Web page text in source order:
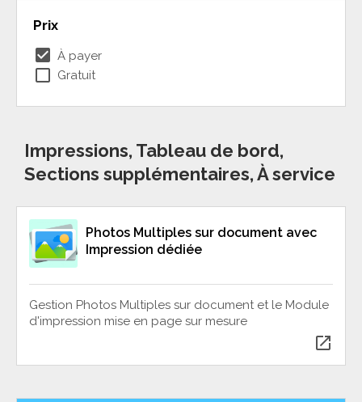
Prix
check_box À payer
check_box_outline_blank Gratuit
Impressions, Tableau de bord,
Sections supplémentaires, À service
Photos Multiples sur document avec
Impression dédiée
Gestion Photos Multiples sur document et le Module
d'impression mise en page sur mesure
open_in_new